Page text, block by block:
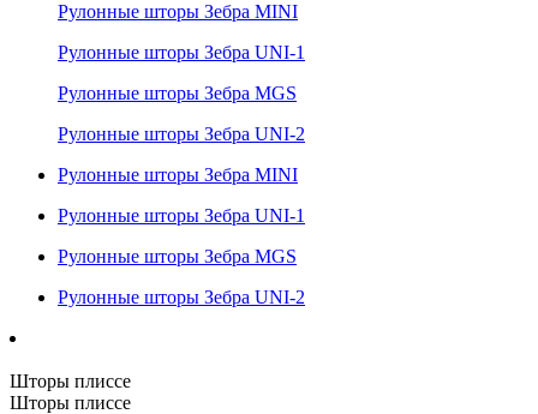
Рулонные шторы Зебра MINI
Рулонные шторы Зебра UNI-1
Рулонные шторы Зебра MGS
Рулонные шторы Зебра UNI-2
Рулонные шторы Зебра MINI
Рулонные шторы Зебра UNI-1
Рулонные шторы Зебра MGS
Рулонные шторы Зебра UNI-2
Шторы плиссе
Шторы плиссе